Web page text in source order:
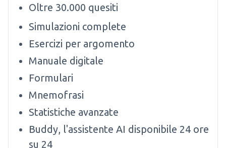
Oltre 30.000 quesiti
Simulazioni complete
Esercizi per argomento
Manuale digitale
Formulari
Mnemofrasi
Statistiche avanzate
Buddy, l'assistente AI disponibile 24 ore
su 24